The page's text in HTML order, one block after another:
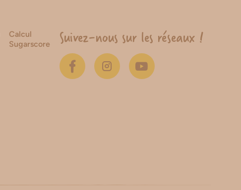
Calcul
Sugarscore
Suivez-nous sur les réseaux !